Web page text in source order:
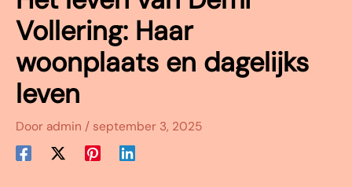
Vollering: Haar
woonplaats en dagelijks
leven
Door admin / september 3, 2025